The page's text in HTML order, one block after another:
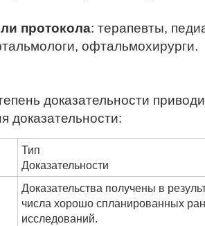
протокола: терапевты,
офтальмохирурги.
доказательности
доказательности:
Тип
Доказательности
Доказательства получены в
числа хорошо спланированных
исследований.